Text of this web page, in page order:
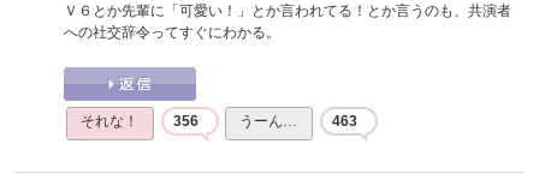
Ｖ６とか先輩に「可愛い！」とか言われてる！とか言うのも、共演者
への社交辞令ってすぐにわかる。
それな！ 356 うーん… 463